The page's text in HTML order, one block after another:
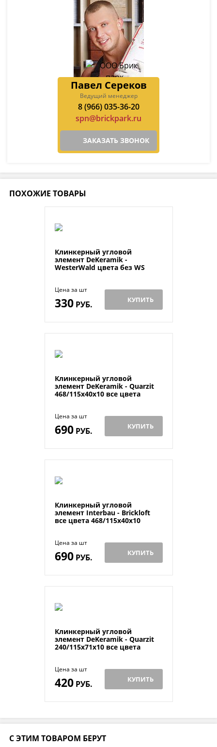
Павел Сереков
Ведущий менеджер
8 (966) 035-36-20
spn@brickpark.ru
ЗАКАЗАТЬ ЗВОНОК
ПОХОЖИЕ ТОВАРЫ
Клинкерный угловой
элемент DeKeramik -
WesterWald цвета без WS
Цена за шт
330РУБ. КУПИТЬ
Клинкерный угловой
элемент DeKeramik - Quarzit
468/115х40х10 все цвета
Цена за шт
690РУБ. КУПИТЬ
Клинкерный угловой
элемент Interbau - Brickloft
все цвета 468/115х40х10
Цена за шт
690РУБ. КУПИТЬ
Клинкерный угловой
элемент DeKeramik - Quarzit
240/115х71х10 все цвета
Цена за шт
420РУБ. КУПИТЬ
С ЭТИМ ТОВАРОМ БЕРУТ